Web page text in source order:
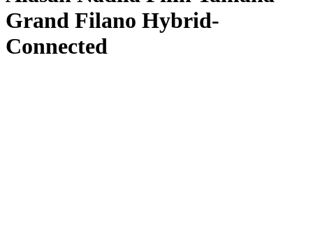
Grand Filano Hybrid-
Connected